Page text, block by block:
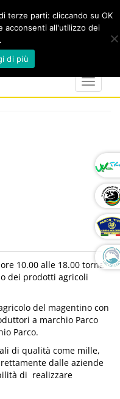
marker
calendar
Toggle
10.00 alle 18.00 torna
dei prodotti agricoli
del magentino con
a marchio Parco
Parco.
di qualità come mille,
dalle aziende
di realizzare
terze parti: cliccando su OK
acconsenti all'utilizzo dei
di più